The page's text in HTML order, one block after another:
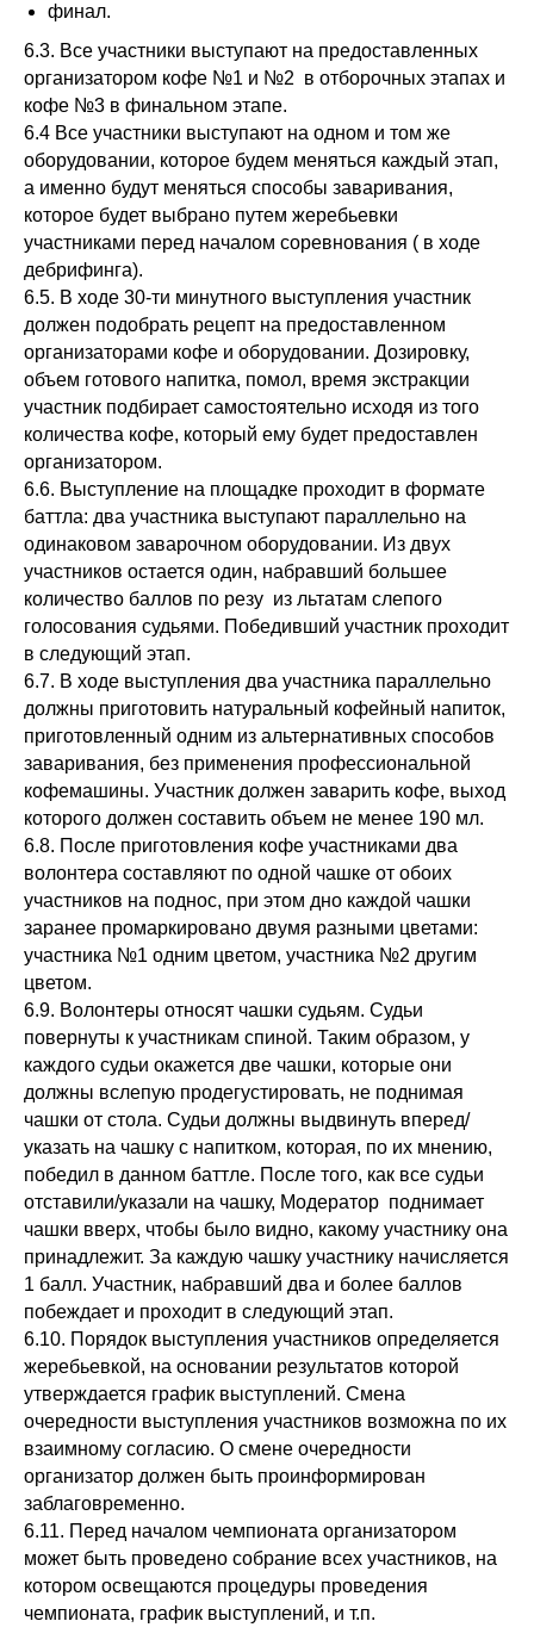
финал.
6.3. Все участники выступают на предоставленных
организатором кофе №1 и №2 в отборочных этапах и
кофе №3 в финальном этапе.
6.4 Все участники выступают на одном и том же
оборудовании, которое будем меняться каждый этап,
а именно будут меняться способы заваривания,
которое будет выбрано путем жеребьевки
участниками перед началом соревнования ( в ходе
дебрифинга).
6.5. В ходе 30-ти минутного выступления участник
должен подобрать рецепт на предоставленном
организаторами кофе и оборудовании. Дозировку,
объем готового напитка, помол, время экстракции
участник подбирает самостоятельно исходя из того
количества кофе, который ему будет предоставлен
организатором.
6.6. Выступление на площадке проходит в формате
баттла: два участника выступают параллельно на
одинаковом заварочном оборудовании. Из двух
участников остается один, набравший большее
количество баллов по резу из льтатам слепого
голосования судьями. Победивший участник проходит
в следующий этап.
6.7. В ходе выступления два участника параллельно
должны приготовить натуральный кофейный напиток,
приготовленный одним из альтернативных способов
заваривания, без применения профессиональной
кофемашины. Участник должен заварить кофе, выход
которого должен составить объем не менее 190 мл.
6.8. После приготовления кофе участниками два
волонтера составляют по одной чашке от обоих
участников на поднос, при этом дно каждой чашки
заранее промаркировано двумя разными цветами:
участника №1 одним цветом, участника №2 другим
цветом.
6.9. Волонтеры относят чашки судьям. Судьи
повернуты к участникам спиной. Таким образом, у
каждого судьи окажется две чашки, которые они
должны вслепую продегустировать, не поднимая
чашки от стола. Судьи должны выдвинуть вперед/
указать на чашку с напитком, которая, по их мнению,
победил в данном баттле. После того, как все судьи
отставили/указали на чашку, Модератор поднимает
чашки вверх, чтобы было видно, какому участнику она
принадлежит. За каждую чашку участнику начисляется
1 балл. Участник, набравший два и более баллов
побеждает и проходит в следующий этап.
6.10. Порядок выступления участников определяется
жеребьевкой, на основании результатов которой
утверждается график выступлений. Смена
очередности выступления участников возможна по их
взаимному согласию. О смене очередности
организатор должен быть проинформирован
заблаговременно.
6.11. Перед началом чемпионата организатором
может быть проведено собрание всех участников, на
котором освещаются процедуры проведения
чемпионата, график выступлений, и т.п.